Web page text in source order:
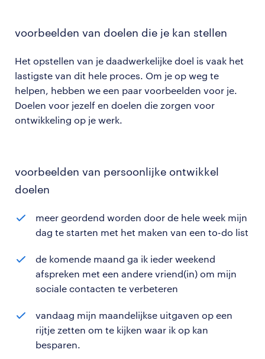
voorbeelden van doelen die je kan stellen
Het opstellen van je daadwerkelijke doel is vaak het
lastigste van dit hele proces. Om je op weg te
helpen, hebben we een paar voorbeelden voor je.
Doelen voor jezelf en doelen die zorgen voor
ontwikkeling op je werk.
voorbeelden van persoonlijke ontwikkel
doelen
meer geordend worden door de hele week mijn
dag te starten met het maken van een to-do list
de komende maand ga ik ieder weekend
afspreken met een andere vriend(in) om mijn
sociale contacten te verbeteren
vandaag mijn maandelijkse uitgaven op een
rijtje zetten om te kijken waar ik op kan
besparen.